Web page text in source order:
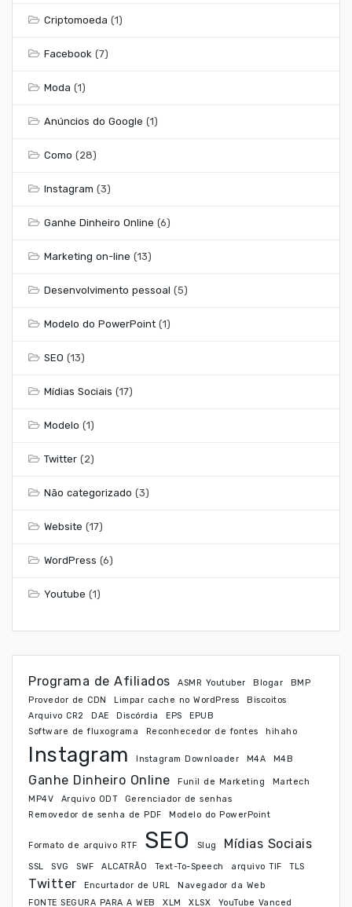
Criptomoeda (1)
Facebook (7)
Moda (1)
Anúncios do Google (1)
Como (28)
Instagram (3)
Ganhe Dinheiro Online (6)
Marketing on-line (13)
Desenvolvimento pessoal (5)
Modelo do PowerPoint (1)
SEO (13)
Mídias Sociais (17)
Modelo (1)
Twitter (2)
Não categorizado (3)
Website (17)
WordPress (6)
Youtube (1)
Programa de Afiliados ASMR Youtuber Blogar
BMP
Provedor de CDN
Limpar cache no WordPress
Biscoitos
Arquivo CR2
DAE Discórdia EPS
EPUB
Software de fluxograma
Reconhecedor de fontes hihaho
Instagram Instagram Downloader M4A M4B
Ganhe Dinheiro Online Funil de Marketing
Martech
MP4V
Arquivo ODT
Gerenciador de senhas
Removedor de senha de PDF
Modelo do PowerPoint
Formato de arquivo RTF SEO Slug Mídias Sociais
SSL SVG SWF ALCATRÃO Text-To-Speech arquivo TIF TLS
Twitter Encurtador de URL
Navegador da Web
FONTE SEGURA PARA A WEB
XLM XLSX YouTube Vanced